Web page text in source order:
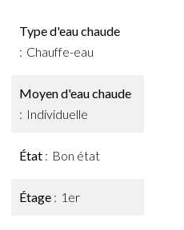
Type d'eau chaude
Chauffe-eau
Moyen d'eau chaude
Individuelle
État Bon état
Étage 1er